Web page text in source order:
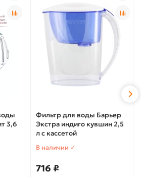
3,6
Фильтр для воды Барьер
Экстра индиго кувшин 2,5
л с кассетой
В наличии ✓
716 ₽